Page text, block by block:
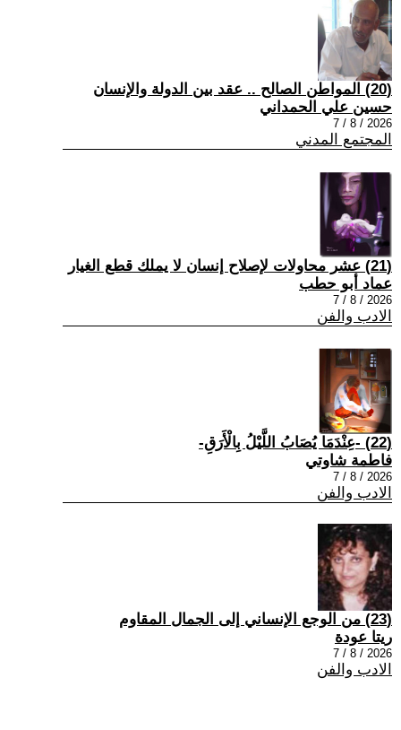
(20) المواطن الصالح .. عقد بين الدولة والإنسان
حسين علي الحمداني
2026 / 8 / 7
المجتمع المدني
(21) عشر محاولات لإصلاح إنسان لا يملك قطع الغيار
عماد أبو حطب
2026 / 8 / 7
الادب والفن
(22) -عِنْدَمَا يُصَابُ اللَّيْلُ بِالْأَرَقِ-
فاطمة شاوتي
2026 / 8 / 7
الادب والفن
(23) من الوجع الإنساني إلى الجمال المقاوم
ريتا عودة
2026 / 8 / 7
الادب والفن